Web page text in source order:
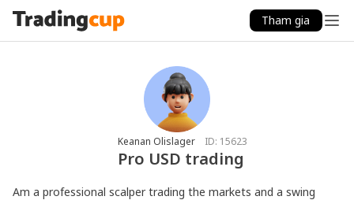
Tham gia
Keanan Olislager ID: 15623
Pro USD trading
Am a professional scalper trading the markets and a swing